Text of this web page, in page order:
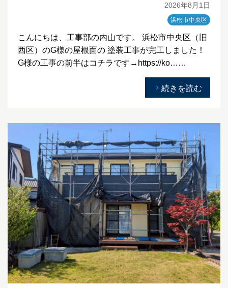
2026年8月1日
浜松市中央区
こんにちは、工事部の内山です。 浜松市中央区（旧
西区）のG様の屋根面の 塗装工事が完工しました！
G様の工事の前半はコチラです→https://ko……
続きを読む